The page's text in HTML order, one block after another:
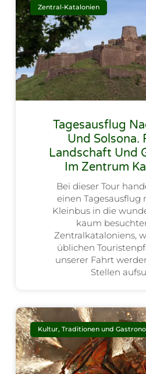
Zentral-Katalonien
Tagesausflug
Und Solsona.
Landschaft Und
Im Zentrum
Bei dieser Tour
einen Tagesausflug
Kleinbus in die
kaum
Zentralkataloniens,
üblichen
unserer Fahrt
Stellen
Kultur, Traditionen und